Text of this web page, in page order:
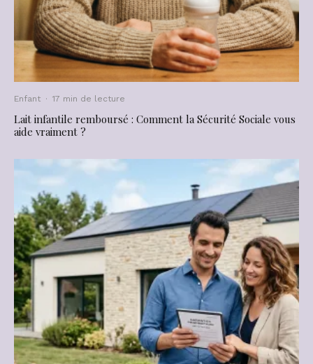
Enfant · 17 min de lecture
Lait infantile remboursé : Comment la Sécurité Sociale vous
aide vraiment ?